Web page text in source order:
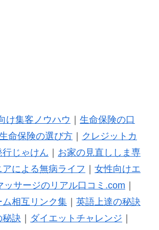
け集客ノウハウ
生命保険の口
命保険の選び方｜
クレジットカ
じゃけん
お家の見直ししま専
による無病ライフ
女性向けエ
ッサージのリアル口コミ.com
相互リンク集｜ 英語上達の秘訣
秘訣 ダイエットチャレンジ